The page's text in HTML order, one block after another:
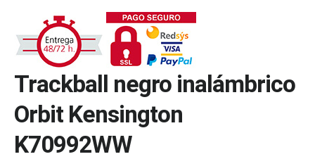
Trackball negro inalámbrico
Orbit Kensington
K70992WW